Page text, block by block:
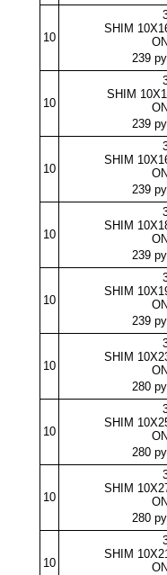
10
SHIM
239
10
SHIM
239
10
SHIM
239
10
SHIM
239
10
SHIM
239
10
SHIM
280
10
SHIM
280
10
SHIM
280
10
SHIM